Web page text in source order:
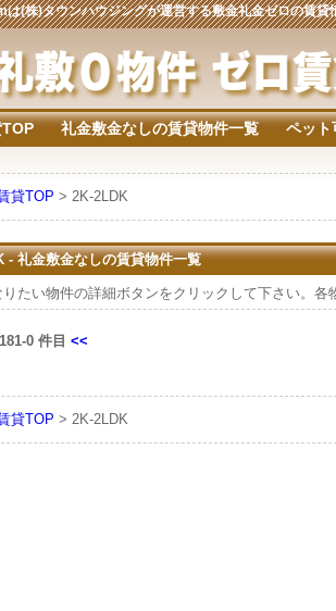
は(株)タウンハウジングが運営する敷金礼金ゼロの賃貸
礼金敷金なしの賃貸物件一覧 ペット
貸TOP > 2K-2LDK
- 礼金敷金なしの賃貸物件一覧
りたい物件の詳細ボタンをクリックして下さい。各
181-0 件目 <<
貸TOP > 2K-2LDK